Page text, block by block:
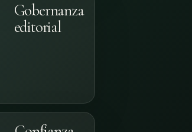
Gobernanza
editorial